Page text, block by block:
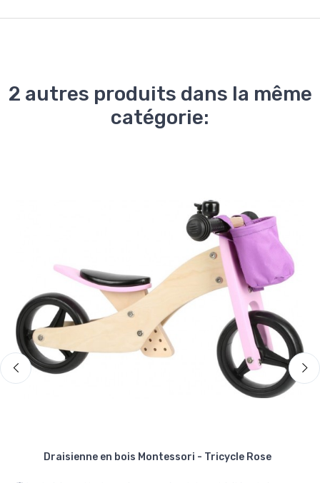
2 autres produits dans la même
catégorie:
Draisienne en bois Montessori - Tricycle Rose